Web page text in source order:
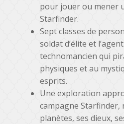
pour jouer ou mener
Starfinder.
Sept classes de
soldat d’élite et
technomancien qui
physiques et au
esprits.
Une exploration
campagne Starfinder,
planètes, ses dieux,